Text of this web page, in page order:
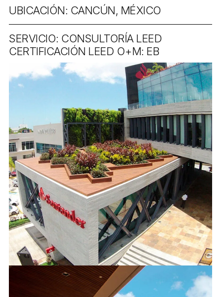
UBICACIÓN: CANCÚN, MÉXICO
SERVICIO: CONSULTORÍA LEED
CERTIFICACIÓN LEED O+M: EB